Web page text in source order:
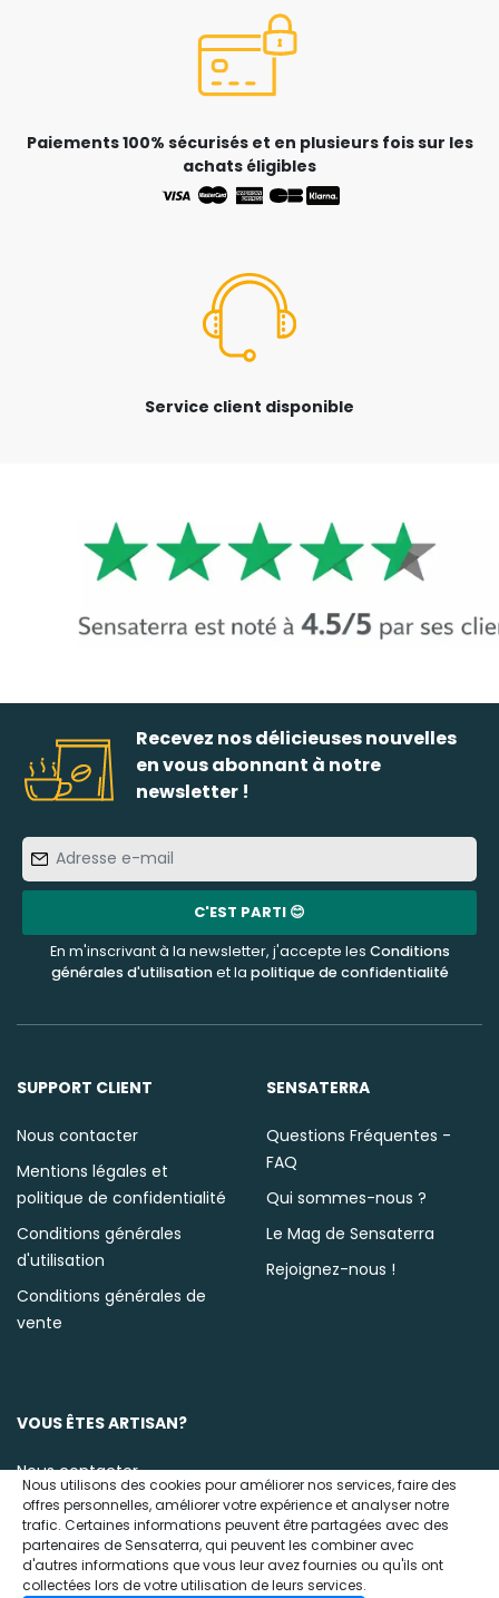
Paiements 100% sécurisés et en plusieurs fois sur les
achats éligibles
Service client disponible
Recevez nos délicieuses nouvelles
en vous abonnant à notre
newsletter !
e-
mail
C'EST PARTI 😊
En m'inscrivant à la newsletter, j'accepte les Conditions
générales d'utilisationet la politique de confidentialité
SUPPORT CLIENT
Nous contacter
Mentions légales et
politique de confidentialité
Conditions générales
d'utilisation
Conditions générales de
vente
SENSATERRA
Questions Fréquentes -
FAQ
Qui sommes-nous ?
Le Mag de Sensaterra
Rejoignez-nous !
VOUS ÊTES ARTISAN?
Nous contacter
Nous utilisons des cookies pour améliorer nos services, faire des
offres personnelles, améliorer votre expérience et analyser notre
trafic. Certaines informations peuvent être partagées avec des
partenaires de Sensaterra, qui peuvent les combiner avec
d'autres informations que vous leur avez fournies ou qu'ils ont
collectées lors de votre utilisation de leurs services.